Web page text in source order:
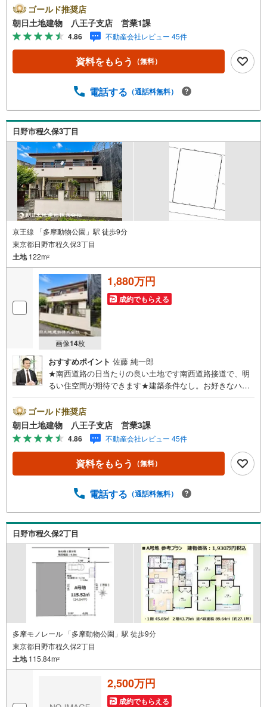
メーカーでの建築が可能※バザール会場には、ベビーベッド
や キッズスペースをご用意しております。 小さなお子
様連れでも、安心してご来場ください！資料請求、住宅ロ
ーンのご相談などお気軽にお問合せください！スタッフ25
名でお客様がご覧になったことのない情報を多数ご用意し
ております。インターネット、チラシなどに掲載できない
す。 担当営業へご希望をお伝えください！■ご案内方法ご
社など、ご相談ください。ご希望があれば周辺環境、お客
様の希望に合わせた物件などもご案内をいたします。お住
まい探しは朝日土地建物（株）八王子店 営業1課にお任せ
ください！
ゴールド推奨店
朝日土地建物 八王子支店 営業1課
4.86 不動産会社レビュー 45件
資料をもらう （無料）
電話する （通話料無料）
日野市程久保3丁目
京王線 「多摩動物公園」駅 徒歩9分
東京都日野市程久保3丁目
土地122m2
画像14枚
1,880万円
成約でもらえる
おすすめポイント 佐藤 純一郎
★南西道路の日当たりの良い土地です南西道路接道で、明
るい住空間が期待できます★建築条件なし。お好きなハウ
にプランニングできます★多摩動物公園にほど近い、緑豊
かな自然豊かな住環境※バザール会場には、ベビーベッド
や キッズスペースをご用意しております。 小さなお子
様連れでも、安心してご来場ください！資料請求、住宅ロ
ーンのご相談などお気軽にお問合せください！スタッフ25
名でお客様がご覧になったことのない情報を多数ご用意し
物件も多数ございます！ご案内時に他物件もご紹介可能で
自宅へお迎え・最寄り駅等でお待ち合わせ、弊社へのご来
社など、ご相談ください。ご希望があれば周辺環境、お客
様の希望に合わせた物件などもご案内をいたします。お住
まい探しは朝日土地建物（株）八王子店 営業3課にお任せ
ください！
ゴールド推奨店
朝日土地建物 八王子支店 営業3課
4.86 不動産会社レビュー 45件
資料をもらう （無料）
電話する （通話料無料）
日野市程久保2丁目
多摩モノレール 「多摩動物公園」駅 徒歩9分
東京都日野市程久保2丁目
土地115.84m2
2,500万円
成約でもらえる